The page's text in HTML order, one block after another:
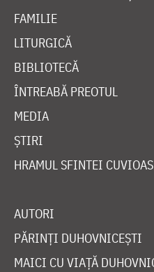
FAMILIE
LITURGICĂ
BIBLIOTECĂ
ÎNTREABĂ PREOTUL
MEDIA
ȘTIRI
HRAMUL SFINTEI
AUTORI
PĂRINȚI DUHOVNICEȘTI
MAICI CU VIAȚĂ